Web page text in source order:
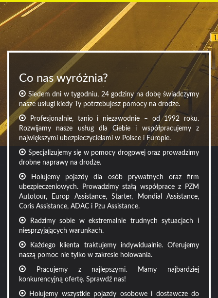
Co nas wyróżnia?
Siedem dni w tygodniu, 24 godziny na dobę świadczymy
nasze usługi kiedy Ty potrzebujesz pomocy na drodze.
Profesjonalnie, tanio i niezawodnie – od 1992 roku.
Rozwijamy nasze usług dla Ciebie i współpracujemy z
największymi ubezpieczycielami w Polsce i Europie.
Specjalizujemy się w pomocy drogowej oraz prowadzimy
drobne naprawy na drodze.
Holujemy pojazdy dla osób prywatnych oraz firm
ubezpieczeniowych. Prowadzimy stałą współprace z PZM
Autotour, Europ Assistance, Starter, Mondial Assistance,
Coris Assistance, ADAC i Pzu Assistance.
Radzimy sobie w ekstremalnie trudnych sytuacjach i
niesprzyjających warunkach.
Każdego klienta traktujemy indywidualnie. Oferujemy
naszą pomoc nie tylko w zakresie holowania.
Pracujemy z najlepszymi. Mamy najbardziej
konkurencyjną ofertę. Sprawdź nas!
Holujemy wszystkie pojazdy osobowe i dostawcze do